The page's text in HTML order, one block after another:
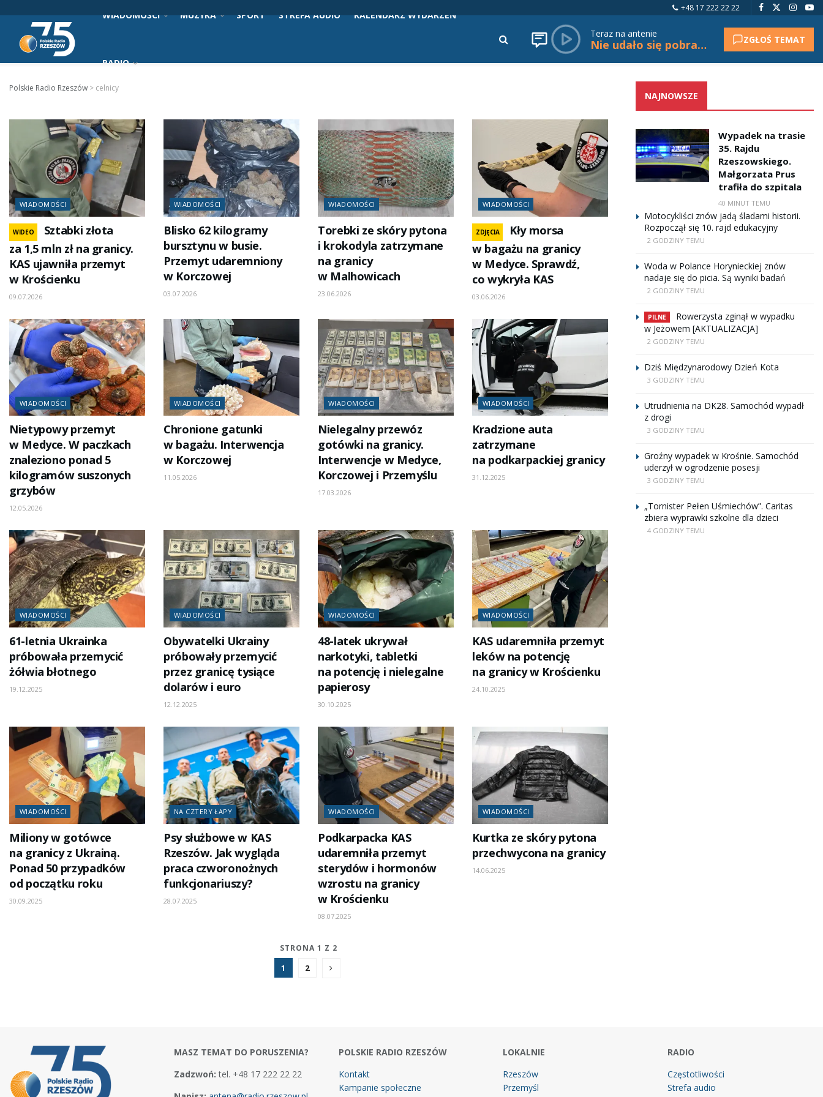
+48 17 222 22 22
WIADOMOŚCI MUZYKA SPORT STREFA AUDIO KALENDARZ WYDARZEŃ
RADIO
Teraz na antenie
Nie udało się pobrać tytułu. ZGŁOŚ TEMAT
Polskie Radio Rzeszów > celnicy
WIADOMOŚCI
WIDEO
Sztabki złota
za 1,5 mln zł na granicy.
KAS ujawniła przemyt
w Krościenku
09.07.2026
WIADOMOŚCI
Blisko 62 kilogramy
bursztynu w busie.
Przemyt udaremniony
w Korczowej
03.07.2026
WIADOMOŚCI
Torebki ze skóry pytona
i krokodyla zatrzymane
na granicy
w Malhowicach
23.06.2026
WIADOMOŚCI
ZDJĘCIA
Kły morsa
w bagażu na granicy
w Medyce. Sprawdź,
co wykryła KAS
03.06.2026
WIADOMOŚCI
Nietypowy przemyt
w Medyce. W paczkach
znaleziono ponad 5
kilogramów suszonych
grzybów
12.05.2026
WIADOMOŚCI
Chronione gatunki
w bagażu. Interwencja
w Korczowej
11.05.2026
WIADOMOŚCI
Nielegalny przewóz
gotówki na granicy.
Interwencje w Medyce,
Korczowej i Przemyślu
17.03.2026
WIADOMOŚCI
Kradzione auta
zatrzymane
na podkarpackiej granicy
31.12.2025
WIADOMOŚCI
61-letnia Ukrainka
próbowała przemycić
żółwia błotnego
19.12.2025
WIADOMOŚCI
Obywatelki Ukrainy
próbowały przemycić
przez granicę tysiące
dolarów i euro
12.12.2025
WIADOMOŚCI
48-latek ukrywał
narkotyki, tabletki
na potencję i nielegalne
papierosy
30.10.2025
WIADOMOŚCI
KAS udaremniła przemyt
leków na potencję
na granicy w Krościenku
24.10.2025
WIADOMOŚCI
Miliony w gotówce
na granicy z Ukrainą.
Ponad 50 przypadków
od początku roku
30.09.2025
NA CZTERY ŁAPY
Psy służbowe w KAS
Rzeszów. Jak wygląda
praca czworonożnych
funkcjonariuszy?
28.07.2025
WIADOMOŚCI
Podkarpacka KAS
udaremniła przemyt
sterydów i hormonów
wzrostu na granicy
w Krościenku
08.07.2025
WIADOMOŚCI
Kurtka ze skóry pytona
przechwycona na granicy
14.06.2025
STRONA 1 Z 2
1 2
NAJNOWSZE
Wypadek na trasie
35. Rajdu
Rzeszowskiego.
Małgorzata Prus
trafiła do szpitala
40 MINUT TEMU
Motocykliści znów jadą śladami historii.
Rozpoczął się 10. rajd edukacyjny
2 GODZINY TEMU
Woda w Polance Horynieckiej znów
nadaje się do picia. Są wyniki badań
2 GODZINY TEMU
PILNE
Rowerzysta zginął w wypadku
w Jeżowem [AKTUALIZACJA]
2 GODZINY TEMU
Dziś Międzynarodowy Dzień Kota
3 GODZINY TEMU
Utrudnienia na DK28. Samochód wypadł
z drogi
3 GODZINY TEMU
Groźny wypadek w Krośnie. Samochód
uderzył w ogrodzenie posesji
3 GODZINY TEMU
„Tornister Pełen Uśmiechów”. Caritas
zbiera wyprawki szkolne dla dzieci
4 GODZINY TEMU
MASZ TEMAT DO PORUSZENIA?
Zadzwoń: tel. +48 17 222 22 22
POLSKIE RADIO RZESZÓW
Kontakt
Kampanie społeczne
LOKALNIE
Rzeszów
Przemyśl
RADIO
Częstotliwości
Strefa audio